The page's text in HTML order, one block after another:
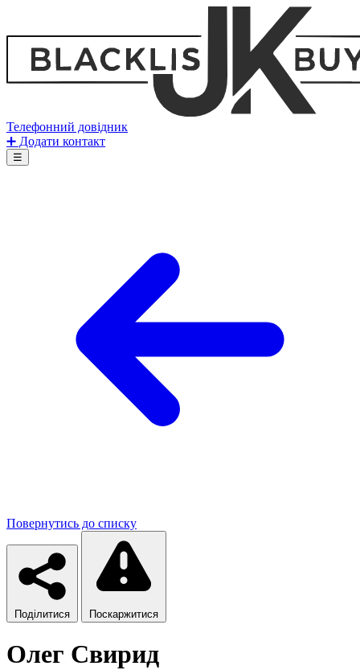
Телефонний довідник
➕ Додати контакт
☰
Повернутись до списку
Поділитися Поскаржитися
Олег Свирид